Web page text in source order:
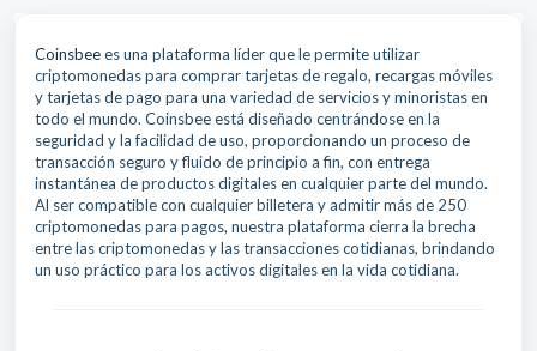
Coinsbeees una plataforma líder que le permite utilizar
criptomonedas para comprar tarjetas de regalo, recargas móviles
y tarjetas de pago para una variedad de servicios y minoristas en
todo el mundo. Coinsbee está diseñado centrándose en la
seguridad y la facilidad de uso, proporcionando un proceso de
transacción seguro y fluido de principio a fin, con entrega
instantánea de productos digitales en cualquier parte del mundo.
Al ser compatible con cualquier billetera y admitir más de 250
criptomonedas para pagos, nuestra plataforma cierra la brecha
entre las criptomonedas y las transacciones cotidianas, brindando
un uso práctico para los activos digitales en la vida cotidiana.